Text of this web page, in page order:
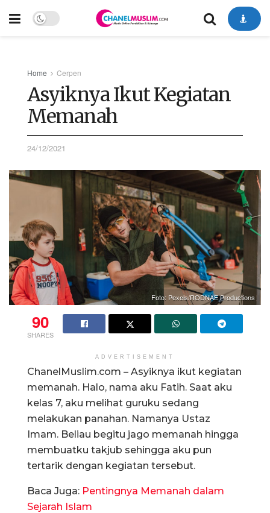
Home Cerpen
Asyiknya Ikut Kegiatan
Memanah
24/12/2021
Foto: Pexels/RODNAE Productions
90
SHARES
ADVERTISEMENT
ChanelMuslim.com – Asyiknya ikut kegiatan
memanah. Halo, nama aku Fatih. Saat aku
kelas 7, aku melihat guruku sedang
melakukan panahan. Namanya Ustaz
Imam. Beliau begitu jago memanah hingga
membuatku takjub sehingga aku pun
tertarik dengan kegiatan tersebut.
Baca Juga: Pentingnya Memanah dalam
Sejarah Islam